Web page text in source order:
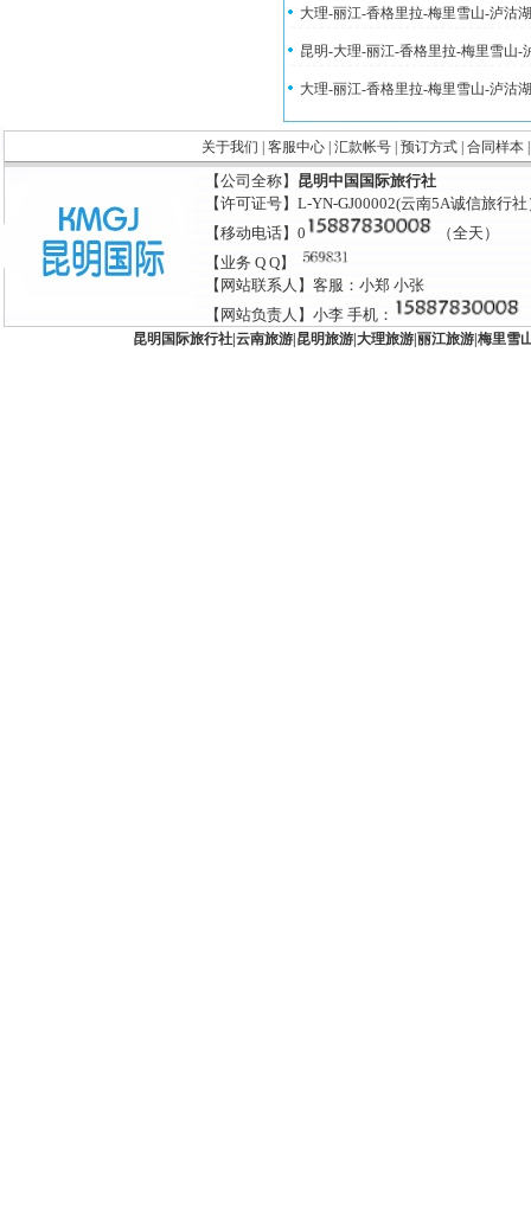
大理-丽江-香格里拉-梅里雪山-泸沽
昆明-大理-丽江-香格里拉-梅里雪山-
大理-丽江-香格里拉-梅里雪山-泸沽
关于我们 客服中心| 汇款帐号| 预订方式| 合同样本
【公司全称】 昆明中国国际旅行社
【许可证号】L-YN-GJ00002(云南5A诚信旅行社
【移动电话】0
（全天）
【业务 Q Q】
【网站联系人】客服：小郑 小张
【网站负责人】小李 手机：
昆明国际旅行社| 云南旅游| 昆明旅游| 大理旅游| 丽江旅游| 梅里雪